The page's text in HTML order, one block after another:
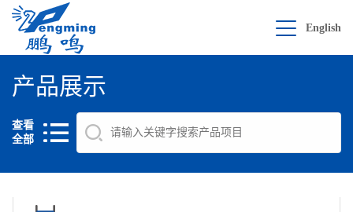
English
产品展示
查看
全部